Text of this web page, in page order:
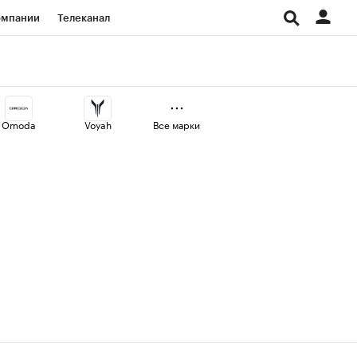
Телеканал
Проверка контрагентов
Omoda Voyah Все марки